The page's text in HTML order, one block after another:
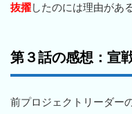
抜擢したのには理由があ
第３話の感想：宣
前プロジェクトリーダー